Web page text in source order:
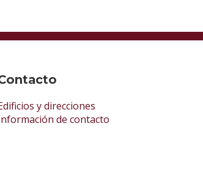
y direcciones
de contacto